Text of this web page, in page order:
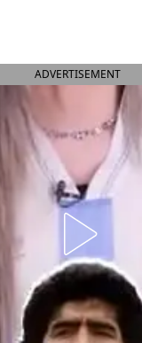
ADVERTISEMENT